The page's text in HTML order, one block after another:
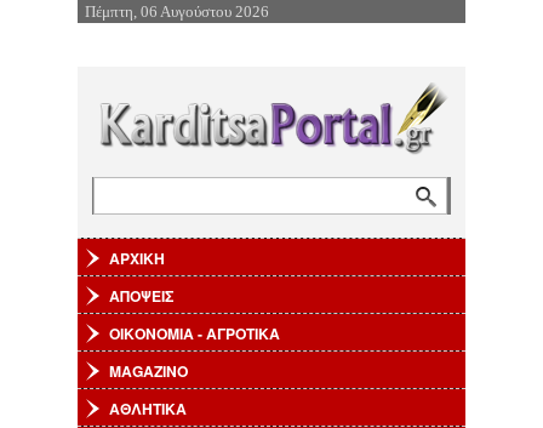
Επιστροφή στην Πλοήγηση
Πέμπτη, 06 Αυγούστου 2026
ΑΡΧΙΚΗ
ΑΠΟΨΕΙΣ
ΟΙΚΟΝΟΜΙΑ - ΑΓΡΟΤΙΚΑ
MAGAZINO
ΑΘΛΗΤΙΚΑ